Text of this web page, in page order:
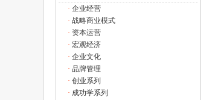
· 企业经营
· 战略商业模式
· 资本运营
· 宏观经济
· 企业文化
· 品牌管理
· 创业系列
· 成功学系列